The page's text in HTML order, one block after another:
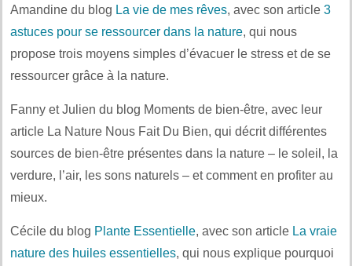
Amandine du blog La vie de mes rêves, avec son article 3
astuces pour se ressourcer dans la nature, qui nous
propose trois moyens simples d’évacuer le stress et de se
ressourcer grâce à la nature.
Fanny et Julien du blog Moments de bien-être, avec leur
article La Nature Nous Fait Du Bien, qui décrit différentes
sources de bien-être présentes dans la nature – le soleil, la
verdure, l’air, les sons naturels – et comment en profiter au
mieux.
Cécile du blog Plante Essentielle, avec son article La vraie
nature des huiles essentielles, qui nous explique pourquoi